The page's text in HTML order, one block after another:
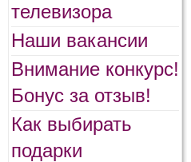
телевизора
Наши вакансии
Внимание конкурс!
Бонус за отзыв!
Как выбирать
подарки